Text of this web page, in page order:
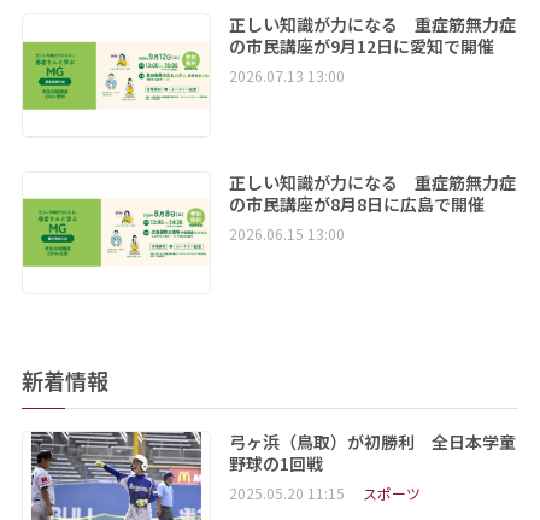
正しい知識が力になる 重症筋無力症
の市民講座が9月12日に愛知で開催
2026.07.13 13:00
正しい知識が力になる 重症筋無力症
の市民講座が8月8日に広島で開催
2026.06.15 13:00
新着情報
弓ヶ浜（鳥取）が初勝利 全日本学童
野球の1回戦
2025.05.20 11:15 スポーツ